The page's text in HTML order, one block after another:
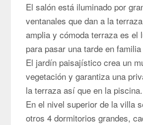
El salón está iluminado por
ventanales que dan a la
amplia y cómoda terraza es el
para pasar una tarde en
El jardín paisajístico crea un
vegetación y garantiza una
la terraza así que en la piscina.
En el nivel superior de la villa
otros 4 dormitorios grandes,